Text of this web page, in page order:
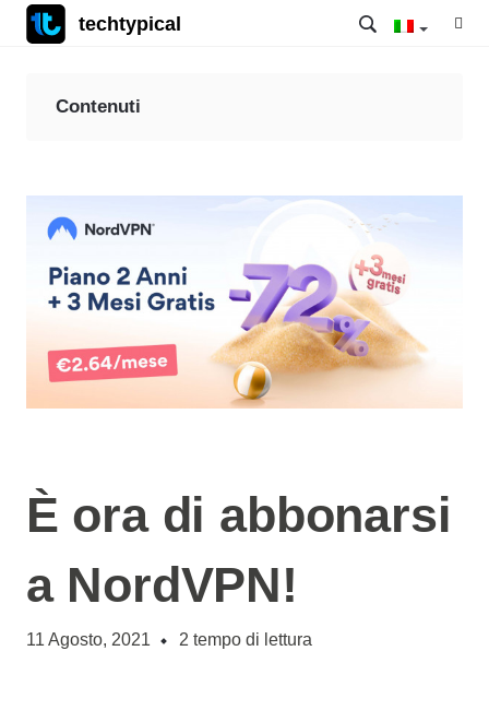
techtypical
È ora di abbonarsi
a NordVPN!
11 Agosto, 2021 2 tempo di lettura
Contenuti